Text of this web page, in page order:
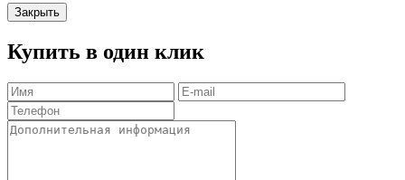
Закрыть
Купить в один клик